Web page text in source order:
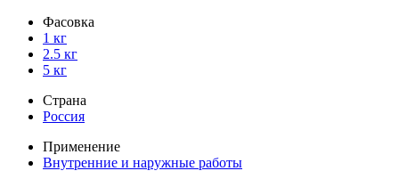
Фасовка
1 кг
2.5 кг
5 кг
Страна
Россия
Применение
Внутренние и наружные работы